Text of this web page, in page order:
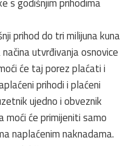
prihod do tri milijuna kuna
utvrđivanja osnovice
će taj porez plaćati i
prihodi i plaćeni
ujedno i obveznik
moći će primijeniti samo
naplaćenim naknadama.